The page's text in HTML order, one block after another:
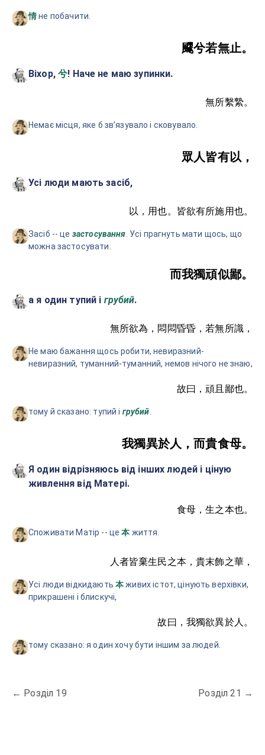
情не побачити.
飂兮若無止。
Віхор,兮! Наче не маю зупинки.
無所繫縶。
Немає місця, яке б звʼязувало і сковувало.
眾人皆有以，
Усі люди мають засіб,
以，用也。皆欲有所施用也。
Засіб -- це застосування . Усі прагнуть мати щось, що
можна застосувати.
而我獨頑似鄙。
а я один тупий і грубий.
無所欲為，悶悶昏昏，若無所識，
Не маю бажання щось робити, невиразний-
невиразний, туманний-туманний, немов нічого не знаю,
故曰，頑且鄙也。
тому й сказано: тупий і грубий
我獨異於人，而貴食母。
Я один відрізняюсь від інших людей і ціную
живлення від Матері.
食母，生之本也。
Споживати Матір -- це本 життя.
人者皆棄生民之本，貴末飾之華，
Усі люди відкидають 本 живих істот, цінують верхівки,
прикрашені і блискучі,
故曰，我獨欲異於人。
тому сказано: я один хочу бути іншим за людей.
← Розділ 19 Розділ 21 →